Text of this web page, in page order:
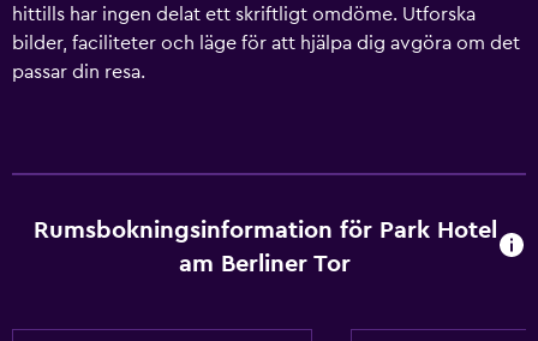
hittills har ingen delat ett skriftligt omdöme. Utforska
bilder, faciliteter och läge för att hjälpa dig avgöra om det
passar din resa.
Rumsbokningsinformation för Park Hotel
am Berliner Tor